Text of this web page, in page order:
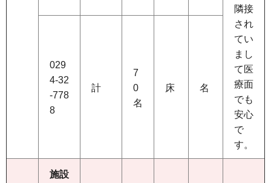
隣接
され
てい
まし
て医
療面
でも
安心
で
す。
029
4-32
-778
8
計
7
0
名
床 名
施設